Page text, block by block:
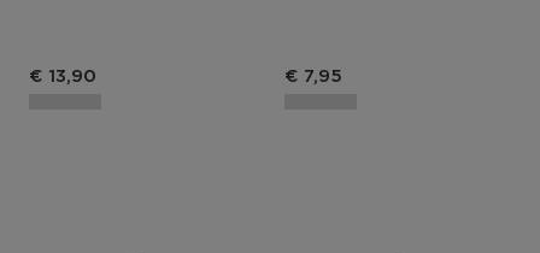
€ 13,90 Productprijs
€ 7,95